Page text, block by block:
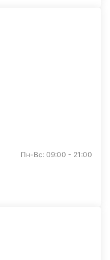
Пн-Вс: 09:00 - 21:00